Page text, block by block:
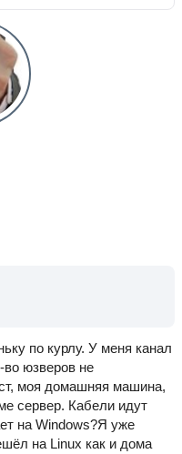
по курлу. У меня канал
во юзверов не
моя домашняя машина,
сервер. Кабели идут
на Windows?Я уже
на Linux как и дома